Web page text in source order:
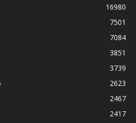
16980
7501
7084
3851
3739
2623
2467
2417